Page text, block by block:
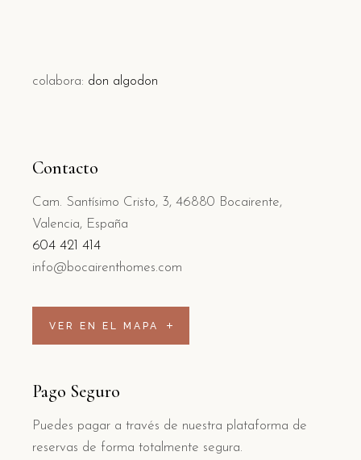
colabora: don algodon
Contacto
Cam. Santísimo Cristo, 3, 46880 Bocairente,
Valencia, España
604 421 414
info@bocairenthomes.com
VER EN EL MAPA
Pago Seguro
Puedes pagar a través de nuestra plataforma de
reservas de forma totalmente segura.